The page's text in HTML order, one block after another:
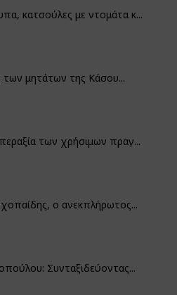
κατσούλες με ντομάτα κ...
των μητάτων της Κάσου...
των χρήσιμων πραγ...
ο ανεκπλήρωτος...
Συνταξιδεύοντας...